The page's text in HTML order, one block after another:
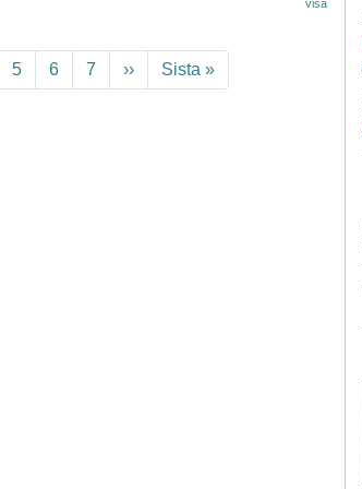
visa
Page
5 Page
6 Page
7 Nästa sida
›› Sista sidan
Sista »